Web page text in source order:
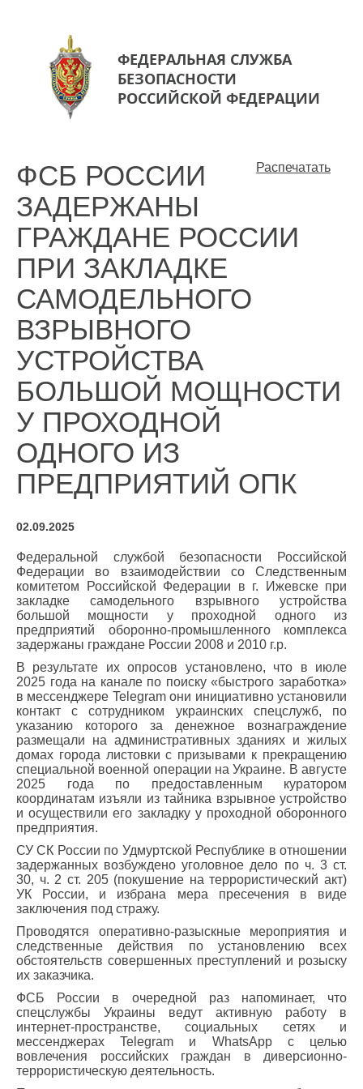
ФЕДЕРАЛЬНАЯ СЛУЖБА
БЕЗОПАСНОСТИ
РОССИЙСКОЙ ФЕДЕРАЦИИ
Распечатать
ФСБ РОССИИ
ЗАДЕРЖАНЫ
ГРАЖДАНЕ РОССИИ
ПРИ ЗАКЛАДКЕ
САМОДЕЛЬНОГО
ВЗРЫВНОГО
УСТРОЙСТВА
БОЛЬШОЙ МОЩНОСТИ
У ПРОХОДНОЙ
ОДНОГО ИЗ
ПРЕДПРИЯТИЙ ОПК
02.09.2025
Федеральной службой безопасности Российской
Федерации во взаимодействии со Следственным
комитетом Российской Федерации в г. Ижевске при
закладке самодельного взрывного устройства
большой мощности у проходной одного из
предприятий оборонно-промышленного комплекса
задержаны граждане России 2008 и 2010 г.р.
В результате их опросов установлено, что в июле
2025 года на канале по поиску «быстрого заработка»
в мессенджере Telegram они инициативно установили
контакт с сотрудником украинских спецслужб, по
указанию которого за денежное вознаграждение
размещали на административных зданиях и жилых
домах города листовки с призывами к прекращению
специальной военной операции на Украине. В августе
2025 года по предоставленным куратором
координатам изъяли из тайника взрывное устройство
и осуществили его закладку у проходной оборонного
предприятия.
СУ СК России по Удмуртской Республике в отношении
задержанных возбуждено уголовное дело по ч. 3 ст.
30, ч. 2 ст. 205 (покушение на террористический акт)
УК России, и избрана мера пресечения в виде
заключения под стражу.
Проводятся оперативно-разыскные мероприятия и
следственные действия по установлению всех
обстоятельств совершенных преступлений и розыску
их заказчика.
ФСБ России в очередной раз напоминает, что
спецслужбы Украины ведут активную работу в
интернет-пространстве, социальных сетях и
мессенджерах Telegram и WhatsApp с целью
вовлечения российских граждан в диверсионно-
террористическую деятельность.